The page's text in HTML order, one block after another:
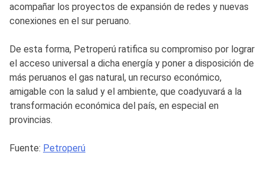
acompañar los proyectos de expansión de redes y nuevas
conexiones en el sur peruano.
De esta forma, Petroperú ratifica su compromiso por lograr
el acceso universal a dicha energía y poner a disposición de
más peruanos el gas natural, un recurso económico,
amigable con la salud y el ambiente, que coadyuvará a la
transformación económica del país, en especial en
provincias.
Fuente: Petroperú